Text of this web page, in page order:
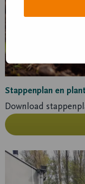
Stappenplan en
Download
Lees